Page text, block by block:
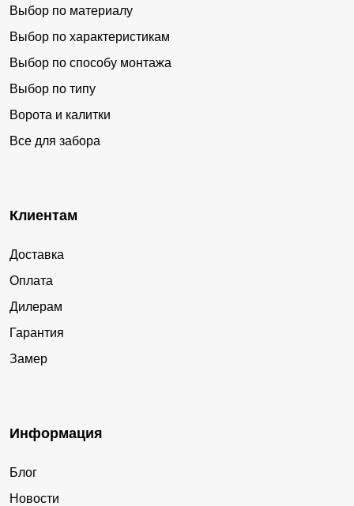
Выбор по материалу
Выбор по характеристикам
Выбор по способу монтажа
Выбор по типу
Ворота и калитки
Все для забора
Клиентам
Доставка
Оплата
Дилерам
Гарантия
Замер
Информация
Блог
Новости